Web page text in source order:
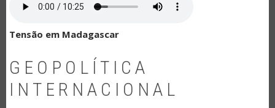
Tensão em Madagascar
GEOPOLÍTICA
INTERNACIONAL